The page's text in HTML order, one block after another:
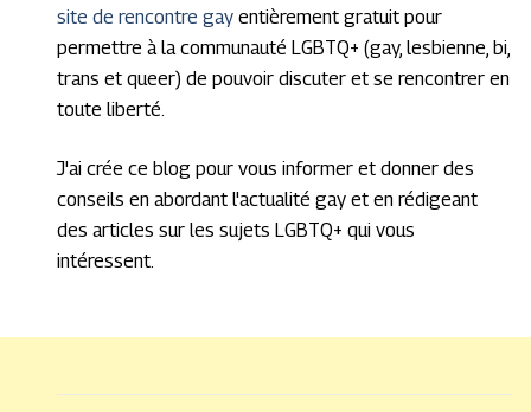
site de rencontre gay entièrement gratuit pour
permettre à la communauté LGBTQ+ (gay, lesbienne, bi,
trans et queer) de pouvoir discuter et se rencontrer en
toute liberté.
J'ai crée ce blog pour vous informer et donner des
conseils en abordant l'actualité gay et en rédigeant
des articles sur les sujets LGBTQ+ qui vous
intéressent.